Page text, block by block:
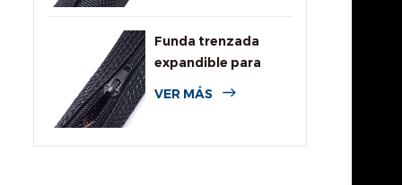
Funda trenzada
expandible para
cables con
VER MÁS